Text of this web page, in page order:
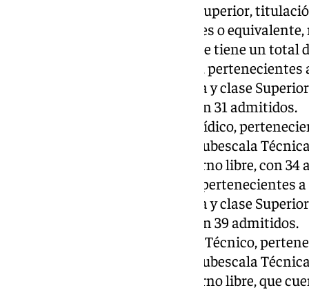
subescala Técnica y clase Superior,
Económicas y empresariales o
concurso, en turno libre, que tiene un total
Dos plazas de Arquitecto/a,
Especial, subescala Técnica y clase
concurso, en turno libre, con 31 admitidos.
Tres plazas de Asesor/a Jurídico,
Administración Especial, subescala
sistema de concurso, en turno libre, con
Dos plazas de Psicólogo/a,
Especial, subescala Técnica y clase
concurso, en turno libre, con 39 admitidos.
Dos plazas de Arquitecto/a Técnico,
Administración Especial, subescala
sistema de concurso, en turno libre, que